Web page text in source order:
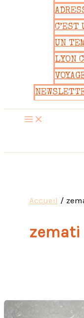
C’EST
UN
LYON
Accueil
zemati